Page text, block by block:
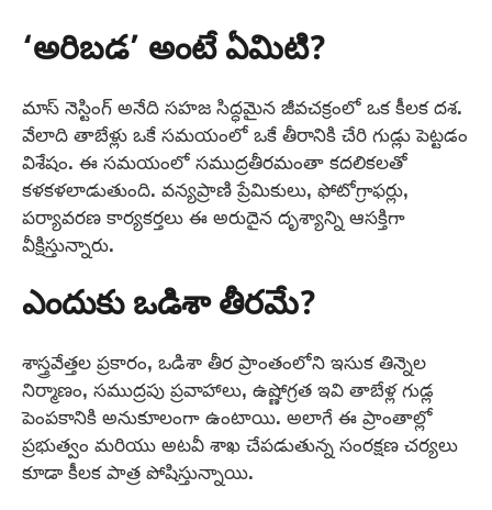
‘అరిబడ’ అంటే ఏమిటి?
మాస్ నెస్టింగ్ అనేది సహజ సిద్ధమైన జీవచక్రంలో ఒక కీలక దశ.
వేలాది తాబేళ్లు ఒకే సమయంలో ఒకే తీరానికి చేరి గుడ్లు పెట్టడం
విశేషం. ఈ సమయంలో సముద్రతీరమంతా కదలికలతో
కళకళలాడుతుంది. వన్యప్రాణి ప్రేమికులు, ఫోటోగ్రాఫర్లు,
పర్యావరణ కార్యకర్తలు ఈ అరుదైన దృశ్యాన్ని ఆసక్తిగా
వీక్షిస్తున్నారు.
ఎందుకు ఒడిశా తీరమే?
శాస్త్రవేత్తల ప్రకారం, ఒడిశా తీర ప్రాంతంలోని ఇసుక తిన్నెల
నిర్మాణం, సముద్రపు ప్రవాహాలు, ఉష్ణోగ్రత ఇవి తాబేళ్ల గుడ్ల
పెంపకానికి అనుకూలంగా ఉంటాయి. అలాగే ఈ ప్రాంతాల్లో
ప్రభుత్వం మరియు అటవీ శాఖ చేపడుతున్న సంరక్షణ చర్యలు
కూడా కీలక పాత్ర పోషిస్తున్నాయి.